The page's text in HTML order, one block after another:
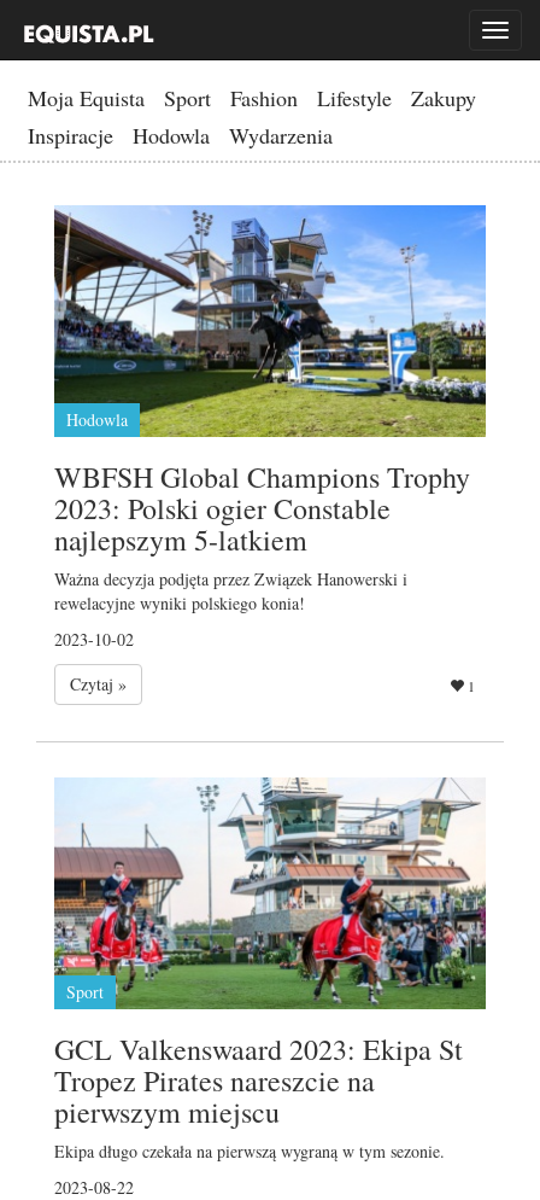
Toggle
Moja Equista Sport Fashion Lifestyle
Zakupy
Inspiracje
Hodowla Wydarzenia
Hodowla
WBFSH Global Champions Trophy
2023: Polski ogier Constable
najlepszym 5-latkiem
Ważna decyzja podjęta przez Związek Hanowerski i
rewelacyjne wyniki polskiego konia!
2023-10-02
Czytaj »
1
Sport
GCL Valkenswaard 2023: Ekipa St
Tropez Pirates nareszcie na
pierwszym miejscu
Ekipa długo czekała na pierwszą wygraną w tym sezonie.
2023-08-22